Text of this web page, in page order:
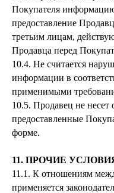
Покупателя
предоставление
третьим лицам,
Продавца перед
10.4. Не считается
информации в
применимыми
10.5. Продавец не несет
предоставленные
форме.
11. ПРОЧИЕ
11.1. К отношениям
применяется